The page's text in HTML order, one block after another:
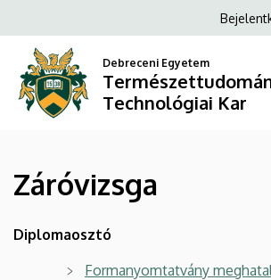
Technológiai
Kar
a
tartalomra
fiók
Debreceni Egyetem
Technológiai Kar
Záróvizsga
Diplomaosztó
Formanyomtatvány